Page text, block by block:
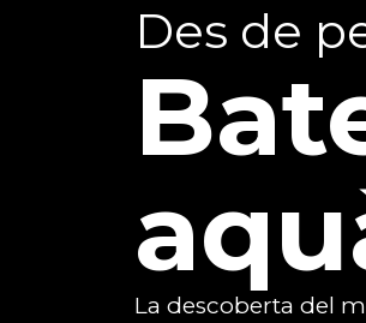
Des de
La descoberta del